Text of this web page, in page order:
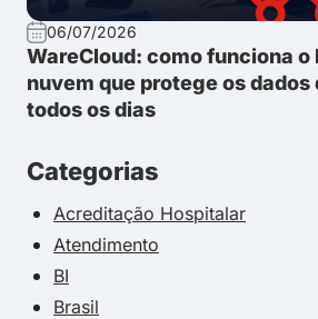
06/07/2026
WareCloud: como funciona o
nuvem que protege os dados
todos os dias
Categorias
Acreditação Hospitalar
Atendimento
BI
Brasil